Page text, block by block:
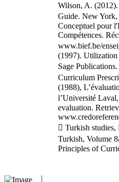
Wilson, A.
Guide. New
Conceptuel pour
Compétences.
www.bief.be/
(1997). Utilization
Sage
Curriculum
(1988),
l’Université
evaluation.
 Turkish
Turkish, Volume
Principles of